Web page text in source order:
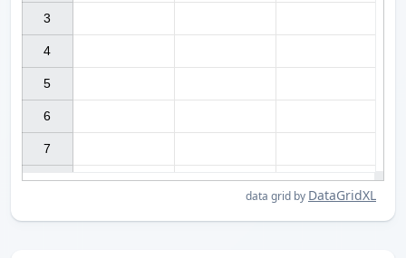
3
4
5
6
7
data grid by DataGridXL